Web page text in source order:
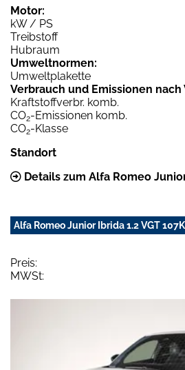
Motor:
kW / PS
Treibstoff
Hubraum
Umweltnormen:
Umweltplakette
Verbrauch und Emissionen nach
Kraftstoffverbr. komb.
CO2-Emissionen komb.
CO2-Klasse
Standort
Details zum Alfa Romeo
Alfa Romeo Junior Ibrida 1.2 VGT
Preis:
MWSt: